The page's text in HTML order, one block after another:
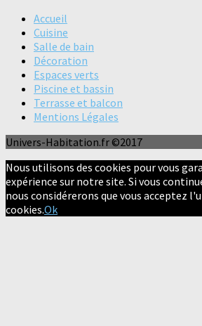
Accueil
Cuisine
Salle de bain
Décoration
Espaces verts
Piscine et bassin
Terrasse et balcon
Mentions Légales
Univers-Habitation.fr ©2017
Nous utilisons des cookies pour vous
expérience sur notre site. Si vous
nous considérerons que vous acceptez
cookies.Ok